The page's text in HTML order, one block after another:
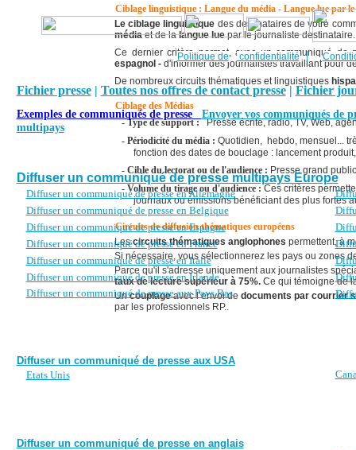
Ciblage linguistique : Langue du média - Langue lue par
Le ciblage linguistique des destinataires de votre
médiaet de lalangue luepar le journaliste destinataire.
Ce dernier critère permet, avec un communiqué
espagnol - d'informer des journalistes travaillant pour
De nombreux circuits thématiques et linguistiques
Ciblage des Médias
- Type de support : Presse écrite, radio, TV, Web,
- Périodicité du média : Quotidien, hebdo, mensuel...
fonction des dates de bouclage : lancement produit,
- Cible du lectorat ou de l'audience : Presse grand
- Volume du tirage ou d'audience : Ces critères
journaux ou émissions bénéficiant des plus fortes
Circuits de diffusion thématiques européens
Lescircuits thématiques anglophones permettent, à
Si nécessaire, vous sélectionnerez les pays ou zones
Parce qu'il s'adresse uniquement aux journalistes
taux de lecture supérieur à 75%. Ce qui témoigne de
Uncouplageavec l’envoi dedocuments par courrier
par les professionnels RP..
Politique de confidentialité|
Fichier presse| Toutes nos offres de contact presse| Fichier
Exemples de communiqués de presse
Envoyer vos communiqués de
multipays
Diffuser un communiqué de presse multipays Europe
Diffuser un communiqué de presse en Allemagne
Diffuser un communiqué de presse en Belgique
Diffuser un communiqué de presse en Espagne
Diffuser un communiqué de presse en France
Diffuser un communiqué de presse en Italie
Diffuser un communiqué de presse en Irlande
Diffuser un communiqué de presse aux Pays Bas
Diffuser un communiqué de presse aux USA
Etats Unis
Diffuser un communiqué de presse en anglais